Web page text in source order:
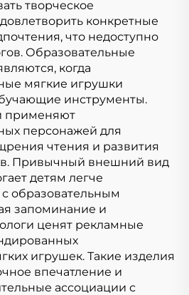
творческое
конкретные
что недоступно
Образовательные
когда
мягкие игрушки
инструменты.
применяют
персонажей для
чтения и развития
Привычный внешний вид
детям легче
образовательным
запоминание и
ценят рекламные
игрушек. Такие изделия
впечатление и
ассоциации с